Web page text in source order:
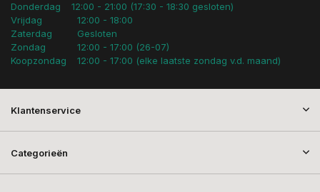
Donderdag
12:00 - 21:00 (17:30 - 18:30 gesloten)
Vrijdag
Zaterdag
Zondag
Koopzondag
12:00 - 18:00
Gesloten
12:00 - 17:00 (26-07)
12:00 - 17:00 (elke laatste zondag v.d. maand)
Klantenservice
Categorieën